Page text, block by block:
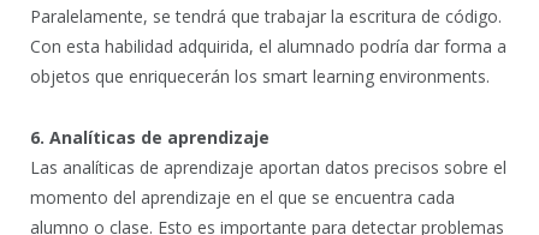
Paralelamente, se tendrá que trabajar la escritura de código.
Con esta habilidad adquirida, el alumnado podría dar forma a
objetos que enriquecerán los smart learning environments.
6. Analíticas de aprendizaje
Las analíticas de aprendizaje aportan datos precisos sobre el
momento del aprendizaje en el que se encuentra cada
alumno o clase. Esto es importante para detectar problemas